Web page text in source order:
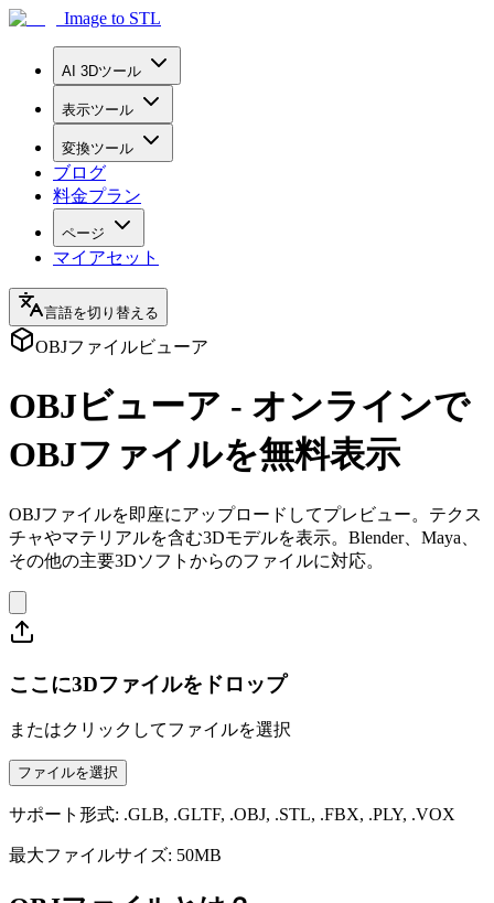
Image to STL
AI 3Dツール
表示ツール
変換ツール
ブログ
料金プラン
ページ
マイアセット
言語を切り替える
OBJファイルビューア
OBJビューア - オンラインで
OBJファイルを無料表示
OBJファイルを即座にアップロードしてプレビュー。テクス
チャやマテリアルを含む3Dモデルを表示。Blender、Maya、
その他の主要3Dソフトからのファイルに対応。
ここに3Dファイルをドロップ
またはクリックしてファイルを選択
ファイルを選択
サポート形式: .GLB, .GLTF, .OBJ, .STL, .FBX, .PLY, .VOX
最大ファイルサイズ: 50MB